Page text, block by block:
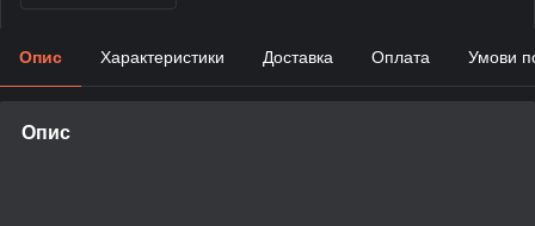
Опис Характеристики Доставка Оплата Умови
Опис